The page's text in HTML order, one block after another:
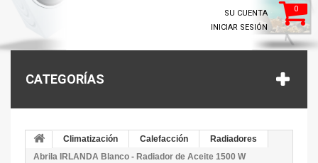
0
SU CUENTA
INICIAR SESIÓN
CATEGORÍAS
Climatización Calefacción
Radiadores
Abrila IRLANDA Blanco - Radiador de Aceite 1500 W